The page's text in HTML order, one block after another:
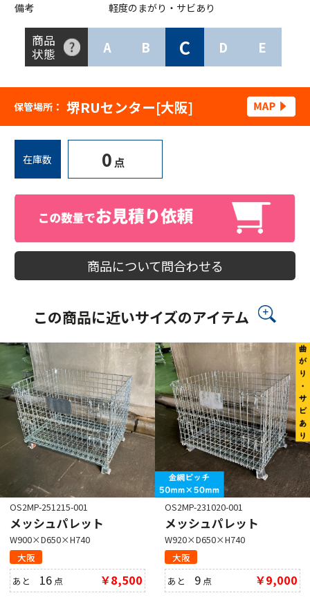
備考
軽度のまがり・サビあり
商品
状態
A B C D E
保管場所： 堺RUセンター[大阪]
在庫数 0 点
商品について問合わせる
この商品に近いサイズのアイテム
OS2MP-251215-001
メッシュパレット
W900×D650×H740
大阪
あと 16 点 ￥8,500
OS2MP-231020-001
メッシュパレット
W920×D650×H740
大阪
あと 9 点 ￥9,000